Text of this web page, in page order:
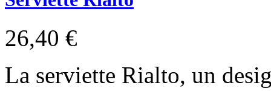
26,40 €
La serviette Rialto, un